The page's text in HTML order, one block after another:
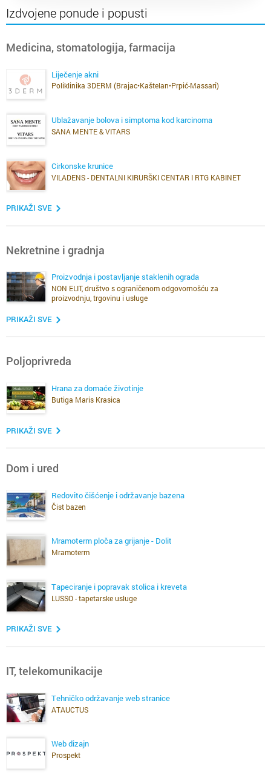
Izdvojene ponude i popusti
Medicina, stomatologija, farmacija
Liječenje akni
Poliklinika 3DERM (Brajac•Kaštelan•Prpić-Massari)
Ublažavanje bolova i simptoma kod karcinoma
SANA MENTE & VITARS
Cirkonske krunice
VILADENS - DENTALNI KIRURŠKI CENTAR I RTG KABINET
PRIKAŽI SVE
Nekretnine i gradnja
Proizvodnja i postavljanje staklenih ograda
NON ELIT, društvo s ograničenom odgovornošću za
proizvodnju, trgovinu i usluge
PRIKAŽI SVE
Poljoprivreda
Hrana za domaće životinje
Butiga Maris Krasica
PRIKAŽI SVE
Dom i ured
Redovito čišćenje i održavanje bazena
Čist bazen
Mramoterm ploča za grijanje - Dolit
Mramoterm
Tapeciranje i popravak stolica i kreveta
LUSSO - tapetarske usluge
PRIKAŽI SVE
IT, telekomunikacije
Tehničko održavanje web stranice
ATAUCTUS
Web dizajn
Prospekt